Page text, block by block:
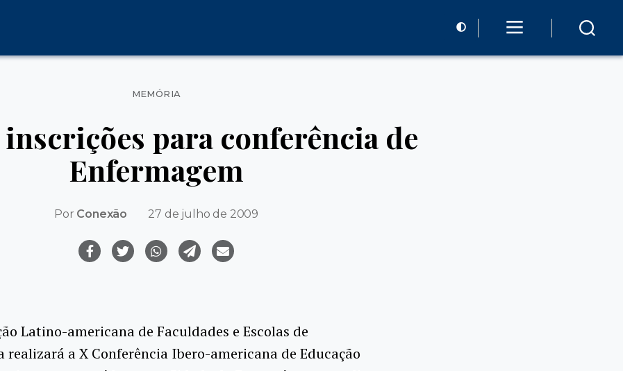
Categorias
MEMÓRIA
para conferência de
Enfermagem
Por Conexão 27 de julho de 2009
Latino-americana de Faculdades e Escolas de
realizará a X Conferência Ibero-americana de Educação